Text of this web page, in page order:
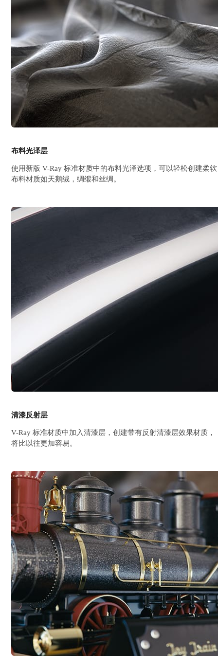
布料光泽层
使用新版 V-Ray 标准材质中的布料光泽选项，可以轻松创建柔软
布料材质如天鹅绒，绸缎和丝绸。
清漆反射层
V-Ray 标准材质中加入清漆层，创建带有反射清漆层效果材质，
将比以往更加容易。